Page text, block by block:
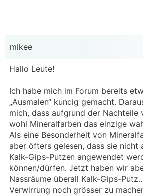
mikee
Hallo Leute!
Ich habe mich im Forum bereits
„Ausmalen“ kundig gemacht.
mich, dass aufgrund der Nachteile
wohl Mineralfarben das einzige
Als eine Besonderheit von
aber öfters gelesen, dass sie nicht
Kalk-Gips-Putzen angewendet
können/dürfen. Jetzt haben wir
Nassräume überall Kalk-Gips-
Verwirrung noch grösser zu